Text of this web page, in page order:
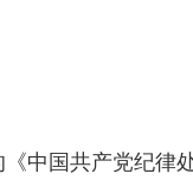
国共产党纪律处